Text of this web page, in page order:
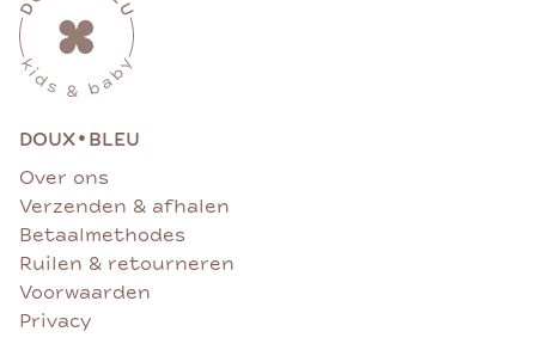
DOUX• BLEU
Over ons
Verzenden & afhalen
Betaalmethodes
Ruilen & retourneren
Voorwaarden
Privacy